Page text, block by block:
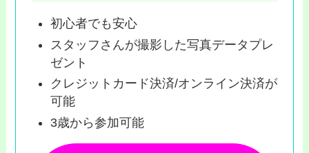
初心者でも安心
スタッフさんが撮影した写真データプレ
ゼント
クレジットカード決済/オンライン決済が
可能
3歳から参加可能